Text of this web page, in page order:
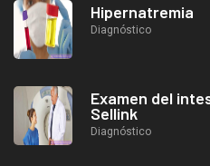
Hipernatremia
Diagnóstico
Examen del
Sellink
Diagnóstico